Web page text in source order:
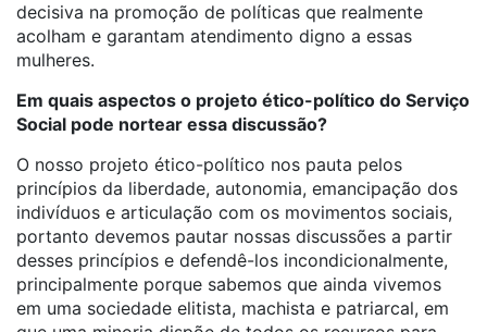
decisiva na promoção de políticas que realmente
acolham e garantam atendimento digno a essas
mulheres.
Em quais aspectos o projeto ético-político do Serviço
Social pode nortear essa discussão?
O nosso projeto ético-político nos pauta pelos
princípios da liberdade, autonomia, emancipação dos
indivíduos e articulação com os movimentos sociais,
portanto devemos pautar nossas discussões a partir
desses princípios e defendê-los incondicionalmente,
principalmente porque sabemos que ainda vivemos
em uma sociedade elitista, machista e patriarcal, em